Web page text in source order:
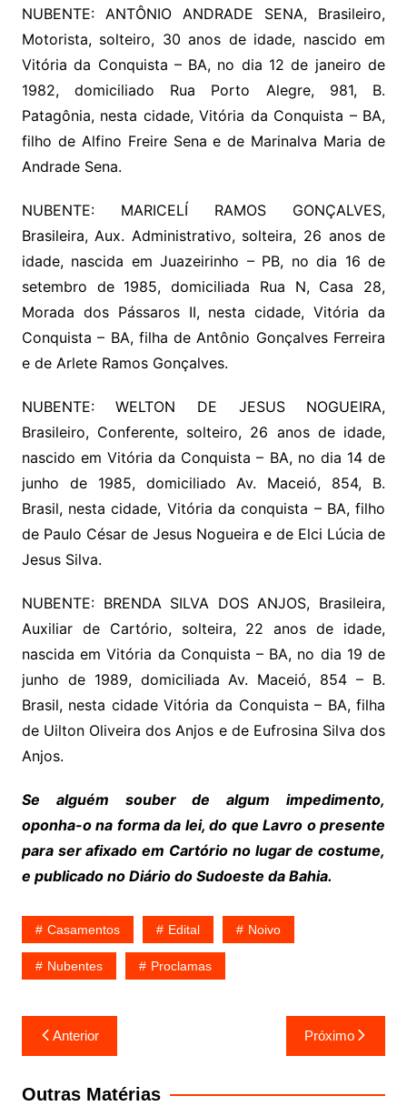
NUBENTE: ANTÔNIO ANDRADE SENA, Brasileiro,
Motorista, solteiro, 30 anos de idade, nascido em
Vitória da Conquista – BA, no dia 12 de janeiro de
1982, domiciliado Rua Porto Alegre, 981, B.
Patagônia, nesta cidade, Vitória da Conquista – BA,
filho de Alfino Freire Sena e de Marinalva Maria de
Andrade Sena.
NUBENTE: MARICELÍ RAMOS GONÇALVES,
Brasileira, Aux. Administrativo, solteira, 26 anos de
idade, nascida em Juazeirinho – PB, no dia 16 de
setembro de 1985, domiciliada Rua N, Casa 28,
Morada dos Pássaros II, nesta cidade, Vitória da
Conquista – BA, filha de Antônio Gonçalves Ferreira
e de Arlete Ramos Gonçalves.
NUBENTE: WELTON DE JESUS NOGUEIRA,
Brasileiro, Conferente, solteiro, 26 anos de idade,
nascido em Vitória da Conquista – BA, no dia 14 de
junho de 1985, domiciliado Av. Maceió, 854, B.
Brasil, nesta cidade, Vitória da conquista – BA, filho
de Paulo César de Jesus Nogueira e de Elci Lúcia de
Jesus Silva.
NUBENTE: BRENDA SILVA DOS ANJOS, Brasileira,
Auxiliar de Cartório, solteira, 22 anos de idade,
nascida em Vitória da Conquista – BA, no dia 19 de
junho de 1989, domiciliada Av. Maceió, 854 – B.
Brasil, nesta cidade Vitória da Conquista – BA, filha
de Uilton Oliveira dos Anjos e de Eufrosina Silva dos
Anjos.
Se alguém souber de algum impedimento,
oponha-o na forma da lei, do que Lavro o presente
para ser afixado em Cartório no lugar de costume,
e publicado no Diário do Sudoeste da Bahia.
Casamentos Edital Noivo
Nubentes Proclamas
Navegação
de
Post
Anterior Próximo
Outras Matérias